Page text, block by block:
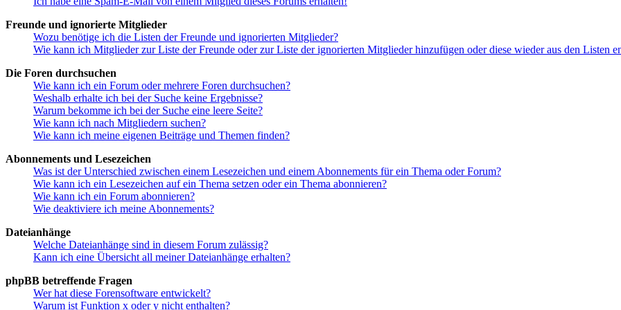
Freunde und ignorierte Mitglieder
Wozu benötige ich die Listen der Freunde und ignorierten Mitglieder?
Wie kann ich Mitglieder zur Liste der Freunde oder zur Liste der ignorierten Mitglieder hinzufügen oder diese wieder aus den Listen
Die Foren durchsuchen
Wie kann ich ein Forum oder mehrere Foren durchsuchen?
Weshalb erhalte ich bei der Suche keine Ergebnisse?
Warum bekomme ich bei der Suche eine leere Seite?
Wie kann ich nach Mitgliedern suchen?
Wie kann ich meine eigenen Beiträge und Themen finden?
Abonnements und Lesezeichen
Was ist der Unterschied zwischen einem Lesezeichen und einem Abonnements für ein Thema oder Forum?
Wie kann ich ein Lesezeichen auf ein Thema setzen oder ein Thema abonnieren?
Wie kann ich ein Forum abonnieren?
Wie deaktiviere ich meine Abonnements?
Dateianhänge
Welche Dateianhänge sind in diesem Forum zulässig?
Kann ich eine Übersicht all meiner Dateianhänge erhalten?
phpBB betreffende Fragen
Wer hat diese Forensoftware entwickelt?
Warum ist Funktion x oder y nicht enthalten?